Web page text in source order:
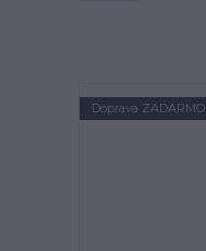
Doprava ZADARMO